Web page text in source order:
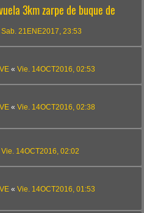
3km zarpe de buque de
Sab. 21ENE2017, 23:53
« Vie. 14OCT2016, 02:53
« Vie. 14OCT2016, 02:38
Vie. 14OCT2016, 02:02
« Vie. 14OCT2016, 01:53